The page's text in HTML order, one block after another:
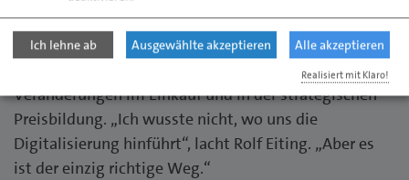
Wenn wir die Daten direkt zur Spedition kriegen,
sparen wir uns wieder einen Arbeitsgang“, sagt der
Veränderungen im Einkauf und in der strategischen
Preisbildung. „Ich wusste nicht, wo uns die
Digitalisierung hinführt“, lacht Rolf Eiting. „Aber es
ist der einzig richtige Weg.“
Ich lehne ab Ausgewählte akzeptieren Alle akzeptieren
Realisiert mit Klaro!